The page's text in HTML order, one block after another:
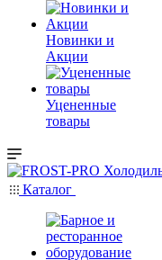
Новинки и
Акции
Уцененные
товары
Каталог